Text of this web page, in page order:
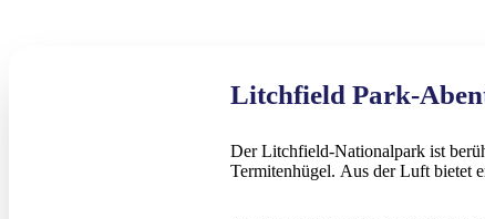
Litchfield Park-
Der Litchfield-Nationalpark ist
Termitenhügel. Aus der Luft bietet